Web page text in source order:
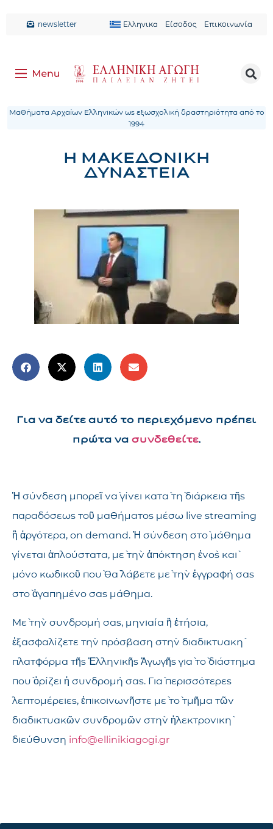
newsletter Ελληνικα Είσοδος Επικοινωνία
Μαθήματα Αρχαίων Ελληνικών ως εξωσχολική δραστηριότητα από το
1994
Η ΜΑΚΕΔΟΝΙΚΗ
ΔΥΝΑΣΤΕΙΑ
Για να δείτε αυτό το περιεχόμενο πρέπει
πρώτα να συνδεθείτε.
Ἡ σύνδεση μπορεῖ νὰ γίνει κατὰ τὴ διάρκεια τῆς
παραδόσεως τοῦ μαθήματος μέσω live streaming
ἢ ἀργότερα, on demand. Ἡ σύνδεση στὸ μάθημα
γίνεται ἁπλούστατα, μὲ τὴν ἀπόκτηση ἑνὸς καὶ
μόνο κωδικοῦ ποὺ θὰ λάβετε μὲ τὴν ἐγγραφή σας
στὸ ἀγαπημένο σας μάθημα.
Μὲ τὴν συνδρομή σας, μηνιαία ἢ ἐτήσια,
ἐξασφαλίζετε τὴν πρόσβαση στὴν διαδικτυακὴ
πλατφόρμα τῆς Ἑλληνικῆς Ἀγωγῆς γιὰ τὸ διάστημα
ποὺ ὁρίζει ἡ συνδρομή σας. Γιὰ περισσότερες
λεπτομέρειες, ἐπικοινωνῆστε μὲ τὸ τμῆμα τῶν
διαδικτυακῶν συνδρομῶν στὴν ἠλεκτρονικὴ
διεύθυνση info@ellinikiagogi.gr